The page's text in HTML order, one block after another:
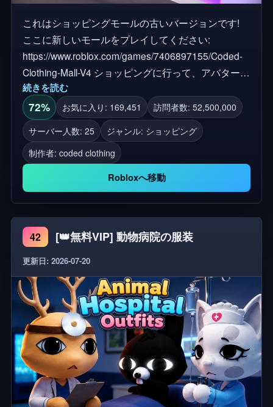
これはショッピングモールの古いバージョンです!
ここに新しいモールをプレイしてください:
https://www.roblox.com/games/7406897155/Coded-
Clothing-Mall-V4 ショッピングに行って、アバターア
イテムを試して、夢の服を作成しながら友達と楽し
んでください! 🛍️ このゲームで購入したものはすべ
て、Robloxのインベントリに残ります!😊 Robloxの
さまざまな才能と経験を持つクリエイターの服、
髪、帽子、表情、顔など、このショッピングモール
で見つけることができます。😍 ゲーム内のショッピ
ングバッグを使って、次回の訪問のために衣服とア
クセサリーを無料で保存できます! 🛍️ クリックして
ゲーム内のアバターアイテムを購入または試す!👕👖
🕶️👜 メイン開発者: @codedcosmetics 貢献者:
@RVVZ と @pastelicheart UIデザイナー:
続きを読む
72% お気に入り: 169,451
訪問者数: 52,500,000
サーバー人数: 25
ジャンル: ショッピング
制作者: coded clothing
Robloxへ移動
42 [👑無料VIP] 動物病院の服装
更新日: 2026-07-20